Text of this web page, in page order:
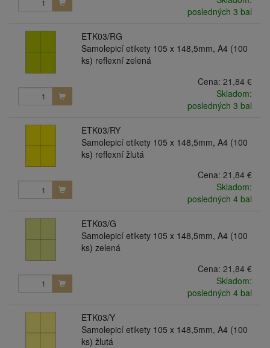
posledných 3 bal
ETK03/RG
Samolepicí etikety 105 x 148,5mm, A4 (100
ks) reflexní zelená
Cena: 21,84 €
Skladom:
posledných 3 bal
ETK03/RY
Samolepicí etikety 105 x 148,5mm, A4 (100
ks) reflexní žlutá
Cena: 21,84 €
Skladom:
posledných 4 bal
ETK03/G
Samolepicí etikety 105 x 148,5mm, A4 (100
ks) zelená
Cena: 21,84 €
Skladom:
posledných 4 bal
ETK03/Y
Samolepicí etikety 105 x 148,5mm, A4 (100
ks) žlutá